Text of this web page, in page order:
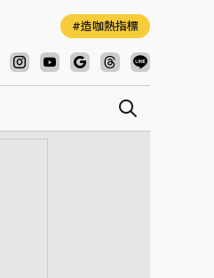
造咖熱指標